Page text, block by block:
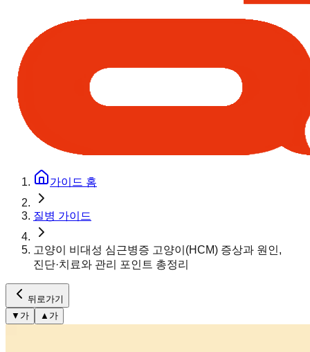
가이드 홈
질병 가이드
고양이 비대성 심근병증 고양이(HCM) 증상과 원인,
진단·치료와 관리 포인트 총정리
뒤로가기
▼ 가 ▲ 가